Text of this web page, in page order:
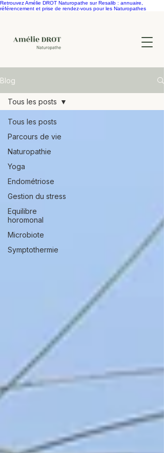
Retrouvez Amélie DROT Naturopathe sur Resalib : annuaire,
référencement et prise de rendez-vous pour les Naturopathes
Blog
Tous les posts
Parcours de vie
Naturopathie
Yoga
Endométriose
Gestion du stress
Equilibre
horomonal
Microbiote
Symptothermie
Tous les posts